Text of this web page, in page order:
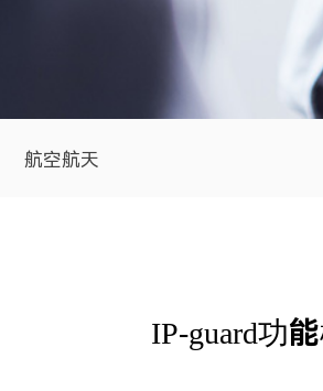
航空航天
IP-guard功